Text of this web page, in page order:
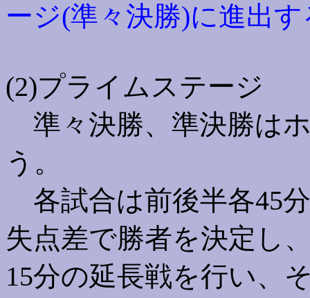
ージ(準々決勝)に進出す
(2)プライムステージ
準々決勝、準決勝は
う。
各試合は前後半各45
失点差で勝者を決定し
15分の延長戦を行い、